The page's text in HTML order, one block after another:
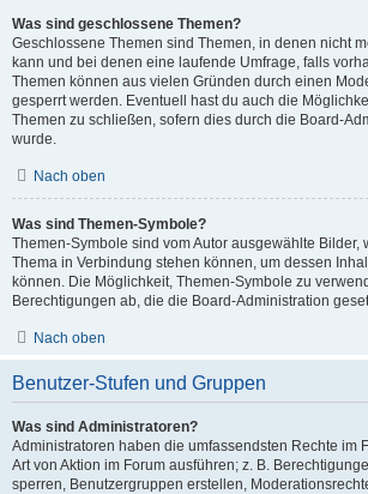
Was sind geschlossene Themen?
Geschlossene Themen sind Themen, in denen nicht
kann und bei denen eine laufende Umfrage, falls
Themen können aus vielen Gründen durch einen
gesperrt werden. Eventuell hast du auch die
Themen zu schließen, sofern dies durch die Board-
wurde.
Nach oben
Was sind Themen-Symbole?
Themen-Symbole sind vom Autor ausgewählte Bilder,
Thema in Verbindung stehen können, um dessen
können. Die Möglichkeit, Themen-Symbole zu
Berechtigungen ab, die die Board-Administration
Nach oben
Benutzer-Stufen und Gruppen
Was sind Administratoren?
Administratoren haben die umfassendsten Rechte im
Art von Aktion im Forum ausführen; z. B.
sperren, Benutzergruppen erstellen,